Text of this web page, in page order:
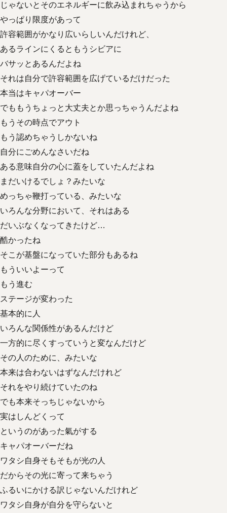
じゃないとそのエネルギーに飲み込まれちゃうから
やっぱり限度があって
許容範囲がかなり広いらしいんだけれど、
あるラインにくるともうシビアに
バサッとあるんだよね
それは自分で許容範囲を広げているだけだった
本当はキャパオーバー
でももうちょっと大丈夫とか思っちゃうんだよね
もうその時点でアウト
もう認めちゃうしかないね
自分にごめんなさいだね
ある意味自分の心に蓋をしていたんだよね
まだいけるでしょ？みたいな
めっちゃ鞭打っている、みたいな
いろんな分野において、それはある
だいぶなくなってきたけど…
酷かったね
そこが基盤になっていた部分もあるね
もういいよーって
もう進む
ステージが変わった
基本的に人
いろんな関係性があるんだけど
一方的に尽くすっていうと変なんだけど
その人のために、みたいな
本来は合わないはずなんだけれど
それをやり続けていたのね
でも本来そっちじゃないから
実はしんどくって
というのがあった氣がする
キャパオーバーだね
ワタシ自身そもそもが光の人
だからその光に寄って来ちゃう
ふるいにかける訳じゃないんだけれど
ワタシ自身が自分を守らないと